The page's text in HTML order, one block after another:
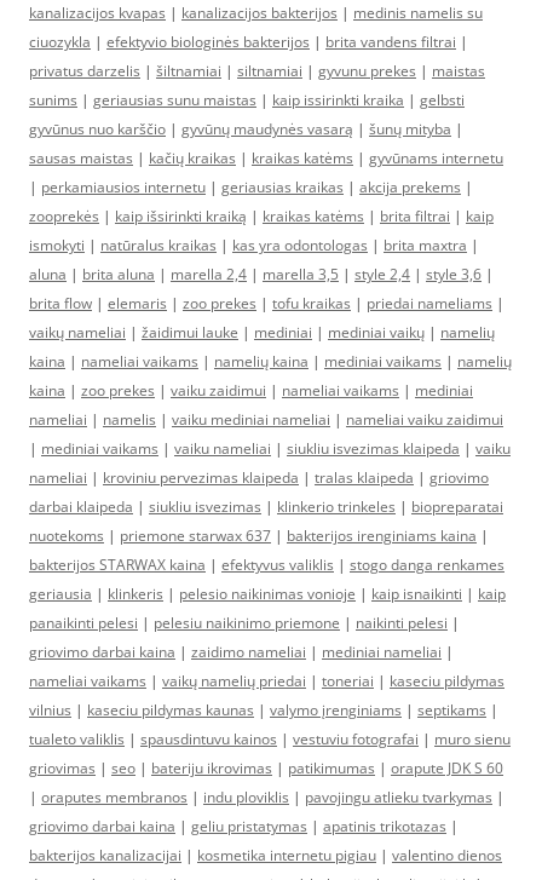
kanalizacijos kvapas | kanalizacijos bakterijos | medinis namelis su
ciuozykla | efektyvio biologinės bakterijos | brita vandens filtrai |
privatus darzelis | šiltnamiai | siltnamiai | gyvunu prekes | maistas
sunims | geriausias sunu maistas | kaip issirinkti kraika | gelbsti
gyvūnus nuo karščio | gyvūnų maudynės vasarą | šunų mityba |
sausas maistas | kačių kraikas | kraikas katėms | gyvūnams internetu
| perkamiausios internetu | geriausias kraikas | akcija prekems |
zooprekės | kaip išsirinkti kraiką | kraikas katėms | brita filtrai | kaip
ismokyti | natūralus kraikas | kas yra odontologas | brita maxtra |
aluna | brita aluna | marella 2,4 | marella 3,5 | style 2,4 | style 3,6 |
brita flow | elemaris | zoo prekes | tofu kraikas | priedai nameliams |
vaikų nameliai | žaidimui lauke | mediniai | mediniai vaikų | namelių
kaina | nameliai vaikams | namelių kaina | mediniai vaikams | namelių
kaina | zoo prekes | vaiku zaidimui | nameliai vaikams | mediniai
nameliai | namelis | vaiku mediniai nameliai | nameliai vaiku zaidimui
| mediniai vaikams | vaiku nameliai | siukliu isvezimas klaipeda | vaiku
nameliai | kroviniu pervezimas klaipeda | tralas klaipeda | griovimo
darbai klaipeda | siukliu isvezimas | klinkerio trinkeles | biopreparatai
nuotekoms | priemone starwax 637 | bakterijos irenginiams kaina |
bakterijos STARWAX kaina | efektyvus valiklis | stogo danga renkames
geriausia | klinkeris | pelesio naikinimas vonioje | kaip isnaikinti | kaip
panaikinti pelesi | pelesiu naikinimo priemone | naikinti pelesi |
griovimo darbai kaina | zaidimo nameliai | mediniai nameliai |
nameliai vaikams | vaikų namelių priedai | toneriai | kaseciu pildymas
vilnius | kaseciu pildymas kaunas | valymo įrenginiams | septikams |
tualeto valiklis | spausdintuvu kainos | vestuviu fotografai | muro sienu
griovimas | seo | bateriju ikrovimas | patikimumas | orapute JDK S 60
| oraputes membranos | indu ploviklis | pavojingu atlieku tvarkymas |
griovimo darbai kaina | geliu pristatymas | apatinis trikotazas |
bakterijos kanalizacijai | kosmetika internetu pigiau | valentino dienos